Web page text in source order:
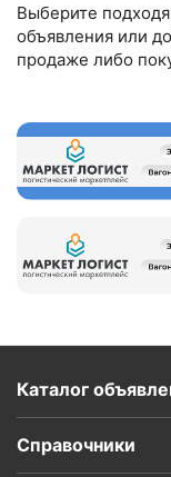
Выберите
объявления или
продаже либо
Каталог
Справочники